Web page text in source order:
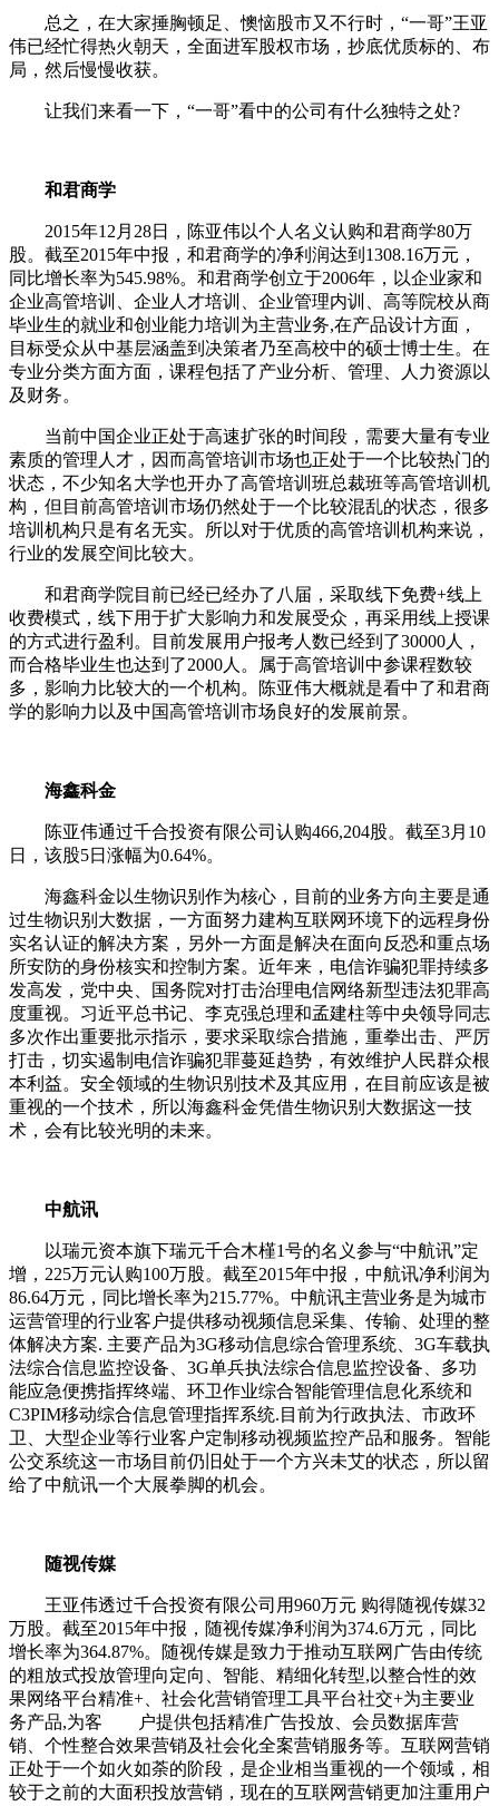
总之，在大家捶胸顿足、懊恼股市又不行时，“一哥”王亚
伟已经忙得热火朝天，全面进军股权市场，抄底优质标的、布
局，然后慢慢收获。
让我们来看一下，“一哥”看中的公司有什么独特之处?
和君商学
2015年12月28日，陈亚伟以个人名义认购和君商学80万
股。截至2015年中报，和君商学的净利润达到1308.16万元，
同比增长率为545.98%。和君商学创立于2006年，以企业家和
企业高管培训、企业人才培训、企业管理内训、高等院校从商
毕业生的就业和创业能力培训为主营业务,在产品设计方面，
目标受众从中基层涵盖到决策者乃至高校中的硕士博士生。在
专业分类方面方面，课程包括了产业分析、管理、人力资源以
及财务。
当前中国企业正处于高速扩张的时间段，需要大量有专业
素质的管理人才，因而高管培训市场也正处于一个比较热门的
状态，不少知名大学也开办了高管培训班总裁班等高管培训机
构，但目前高管培训市场仍然处于一个比较混乱的状态，很多
培训机构只是有名无实。所以对于优质的高管培训机构来说，
行业的发展空间比较大。
和君商学院目前已经已经办了八届，采取线下免费+线上
收费模式，线下用于扩大影响力和发展受众，再采用线上授课
的方式进行盈利。目前发展用户报考人数已经到了30000人，
而合格毕业生也达到了2000人。属于高管培训中参课程数较
多，影响力比较大的一个机构。陈亚伟大概就是看中了和君商
学的影响力以及中国高管培训市场良好的发展前景。
海鑫科金
陈亚伟通过千合投资有限公司认购466,204股。截至3月10
日，该股5日涨幅为0.64%。
海鑫科金以生物识别作为核心，目前的业务方向主要是通
过生物识别大数据，一方面努力建构互联网环境下的远程身份
实名认证的解决方案，另外一方面是解决在面向反恐和重点场
所安防的身份核实和控制方案。近年来，电信诈骗犯罪持续多
发高发，党中央、国务院对打击治理电信网络新型违法犯罪高
度重视。习近平总书记、李克强总理和孟建柱等中央领导同志
多次作出重要批示指示，要求采取综合措施，重拳出击、严厉
打击，切实遏制电信诈骗犯罪蔓延趋势，有效维护人民群众根
本利益。安全领域的生物识别技术及其应用，在目前应该是被
重视的一个技术，所以海鑫科金凭借生物识别大数据这一技
术，会有比较光明的未来。
中航讯
以瑞元资本旗下瑞元千合木槿1号的名义参与“中航讯”定
增，225万元认购100万股。截至2015年中报，中航讯净利润为
86.64万元，同比增长率为215.77%。中航讯主营业务是为城市
运营管理的行业客户提供移动视频信息采集、传输、处理的整
体解决方案. 主要产品为3G移动信息综合管理系统、3G车载执
法综合信息监控设备、3G单兵执法综合信息监控设备、多功
能应急便携指挥终端、环卫作业综合智能管理信息化系统和
C3PIM移动综合信息管理指挥系统.目前为行政执法、市政环
卫、大型企业等行业客户定制移动视频监控产品和服务。智能
公交系统这一市场目前仍旧处于一个方兴未艾的状态，所以留
给了中航讯一个大展拳脚的机会。
随视传媒
王亚伟透过千合投资有限公司用960万元 购得随视传媒32
万股。截至2015年中报，随视传媒净利润为374.6万元，同比
增长率为364.87%。随视传媒是致力于推动互联网广告由传统
的粗放式投放管理向定向、智能、精细化转型,以整合性的效
果网络平台精准+、社会化营销管理工具平台社交+为主要业
务产品,为客 户提供包括精准广告投放、会员数据库营
销、个性整合效果营销及社会化全案营销服务等。互联网营销
正处于一个如火如荼的阶段，是企业相当重视的一个领域，相
较于之前的大面积投放营销，现在的互联网营销更加注重用户